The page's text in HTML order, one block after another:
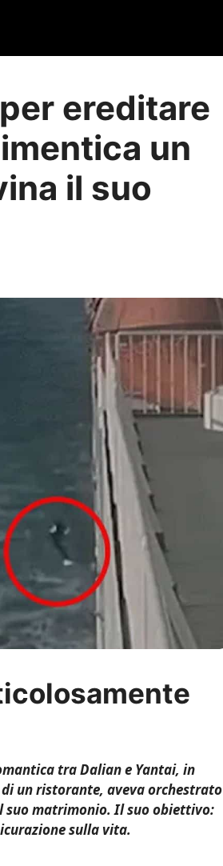
ereditare
un
il suo
tra Dalian e Yantai, in
un ristorante, aveva orchestrato
suo matrimonio. Il suo obiettivo:
sulla vita.